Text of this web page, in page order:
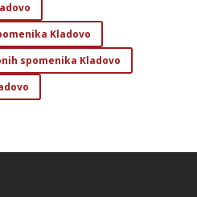
Kladovo
spomenika Kladovo